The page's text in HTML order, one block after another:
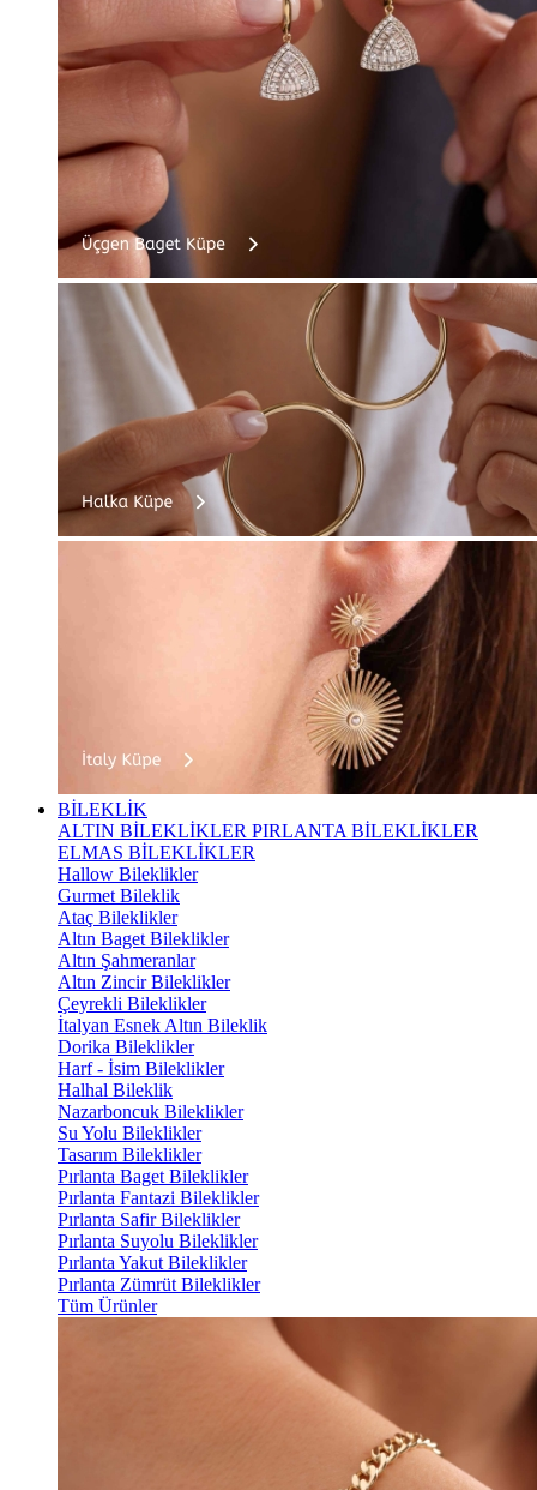
BİLEKLİK
ALTIN BİLEKLİKLER PIRLANTA BİLEKLİKLER
ELMAS BİLEKLİKLER
Hallow Bileklikler
Gurmet Bileklik
Ataç Bileklikler
Altın Baget Bileklikler
Altın Şahmeranlar
Altın Zincir Bileklikler
Çeyrekli Bileklikler
İtalyan Esnek Altın Bileklik
Dorika Bileklikler
Harf - İsim Bileklikler
Halhal Bileklik
Nazarboncuk Bileklikler
Su Yolu Bileklikler
Tasarım Bileklikler
Pırlanta Baget Bileklikler
Pırlanta Fantazi Bileklikler
Pırlanta Safir Bileklikler
Pırlanta Suyolu Bileklikler
Pırlanta Yakut Bileklikler
Pırlanta Zümrüt Bileklikler
Tüm Ürünler